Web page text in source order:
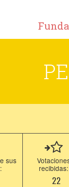
sus
recibidas:
22